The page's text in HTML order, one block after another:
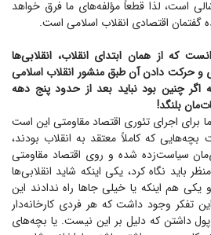
است، لذا قطعاً مؤلفه‌های ما فرق خواهد
اقتصادی انقلاب اسلامی است.
که از همان ابتدای انقلاب، انقلابی‌ها
و حرکت دادن آن طبق منشور انقلاب اسلامی
اگر چنین بود نباید بعد از حدود پنج دهه
بلنگد!
ما برای اجرای تئوری اقتصاد مقاومتی این است
که کاملاً معتقد به انقلاب بودند،
سیاست‌زده شده و روی اقتصاد مقاومتی
باید نگاه کرد، یکی اینکه شاید انقلابی‌ها
هم اینکه یا خیلی جا‌ها راه ندادند این
تفکر وجود داشت که هر فردی کارخانه‌دار
داشتن که دلیل بر این نیست. یا بچه‌های